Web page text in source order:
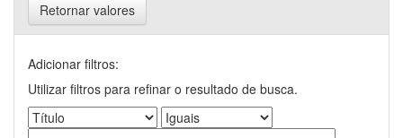
Retornar valores
Adicionar filtros:
Utilizar filtros para refinar o resultado de busca.